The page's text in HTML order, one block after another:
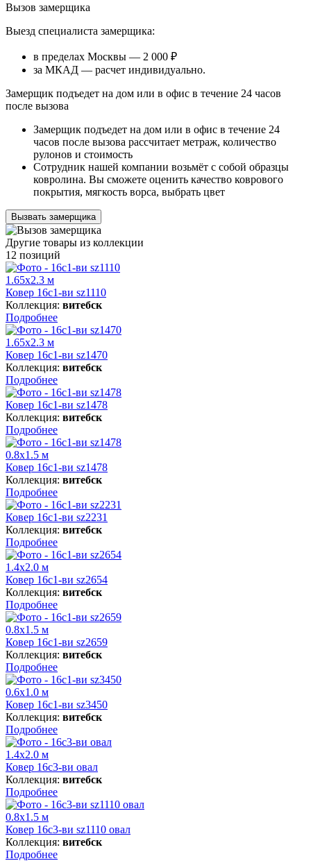
Вызов замерщика
Выезд специалиста замерщика:
в пределах Москвы — 2 000 ₽
за МКАД — расчет индивидуально.
Замерщик подъедет на дом или в офис в течение 24 часов
после вызова
Замерщик подъедет на дом или в офис в течение 24
часов после вызова рассчитает метраж, количество
рулонов и стоимость
Сотрудник нашей компании возьмёт с собой образцы
ковролина. Вы сможете оценить качество коврового
покрытия, мягкость ворса, выбрать цвет
Вызвать замерщика
Другие товары из коллекции
12 позиций
1.65x2.3 м
Ковер 16c1-ви sz1110
Коллекция: витебск
Подробнее
1.65x2.3 м
Ковер 16c1-ви sz1470
Коллекция: витебск
Подробнее
Ковер 16с1-ви sz1478
Коллекция: витебск
Подробнее
0.8x1.5 м
Ковер 16с1-ви sz1478
Коллекция: витебск
Подробнее
Ковер 16с1-ви sz2231
Коллекция: витебск
Подробнее
1.4x2.0 м
Ковер 16с1-ви sz2654
Коллекция: витебск
Подробнее
0.8x1.5 м
Ковер 16с1-ви sz2659
Коллекция: витебск
Подробнее
0.6x1.0 м
Ковер 16с1-ви sz3450
Коллекция: витебск
Подробнее
1.4x2.0 м
Ковер 16с3-ви овал
Коллекция: витебск
Подробнее
0.8x1.5 м
Ковер 16с3-ви sz1110 овал
Коллекция: витебск
Подробнее